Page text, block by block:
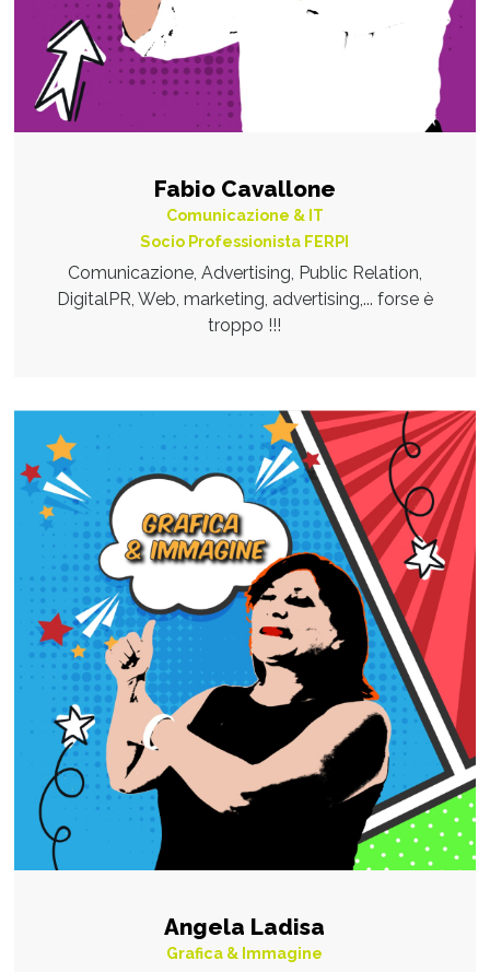
Fabio Cavallone
Comunicazione & IT
Socio Professionista FERPI
Comunicazione, Advertising, Public Relation,
DigitalPR, Web, marketing, advertising,... forse è
troppo !!!
Angela Ladisa
Grafica & Immagine